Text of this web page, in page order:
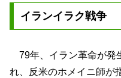
イランイラク戦争
79年、イラン革命が発
れ、反米のホメイニ師が